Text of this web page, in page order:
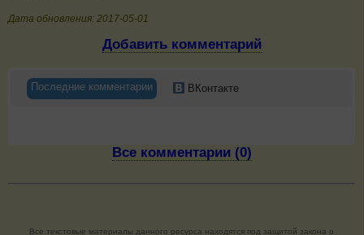
Дата обновления: 2017-05-01
Добавить комментарий
Последние комментарии ВКонтакте
Все комментарии (0)
Все текстовые материалы данного ресурса находятся под защитой закона о